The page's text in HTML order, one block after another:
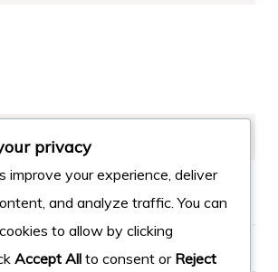
privacy
improve your experience, deliver
and analyze traffic. You can
to allow by clicking
Accept All to consent or Reject